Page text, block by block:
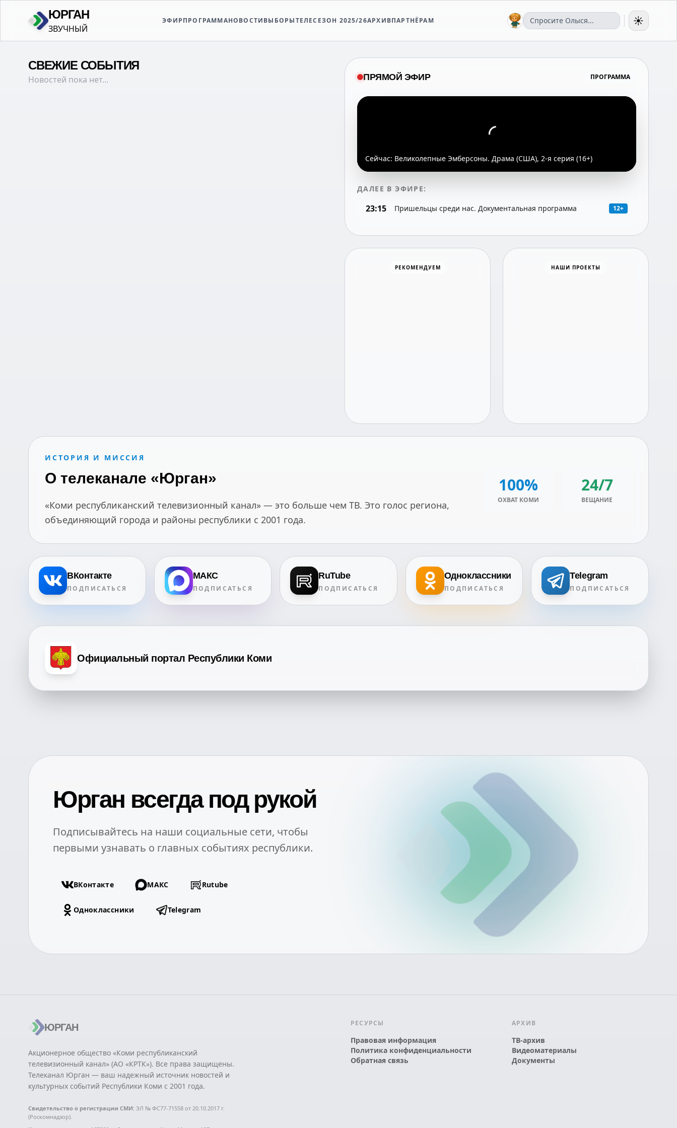
ЮРГАН
ЗВУЧНЫЙ ЭФИРПРОГРАММАНОВОСТИВЫБОРЫТЕЛЕСЕЗОН 2025/26АРХИВПАРТНЁРАМ ☀️
СВЕЖИЕ СОБЫТИЯ
Новостей пока нет... ПРЯМОЙ ЭФИР ПРОГРАММА
Сейчас: Великолепные Эмберсоны. Драма (США), 2-я серия (16+)
ДАЛЕЕ В ЭФИРЕ:
23:15 Пришельцы среди нас. Документальная программа 12+
РЕКОМЕНДУЕМ НАШИ ПРОЕКТЫ
Все о занятости
ИСТОРИЯ И МИССИЯ
О телеканале «Юрган»
«Коми республиканский телевизионный канал» — это больше чем ТВ. Это голос региона,
объединяющий города и районы республики с 2001 года.
100%
ОХВАТ КОМИ
24/7
ВЕЩАНИЕ
ВКонтакте
ПОДПИСАТЬСЯ
МАКС
ПОДПИСАТЬСЯ
RuTube
ПОДПИСАТЬСЯ
Одноклассники
ПОДПИСАТЬСЯ
Telegram
ПОДПИСАТЬСЯ
Официальный портал Республики Коми
Юрган всегда под рукой
Подписывайтесь на наши социальные сети, чтобы
первыми узнавать о главных событиях республики.
ВКонтакте МАКС Rutube
Одноклассники Telegram
ЮРГАН
Акционерное общество «Коми республиканский
телевизионный канал» (АО «КРТК»). Все права защищены.
Телеканал Юрган — ваш надежный источник новостей и
культурных событий Республики Коми с 2001 года.
Свидетельство о регистрации СМИ: ЭЛ № ФС77-71558 от 20.10.2017 г.
(Роскомнадзор).
РЕСУРСЫ
Правовая информация
Политика конфиденциальности
Обратная связь
АРХИВ
ТВ-архив
Видеоматериалы
Документы